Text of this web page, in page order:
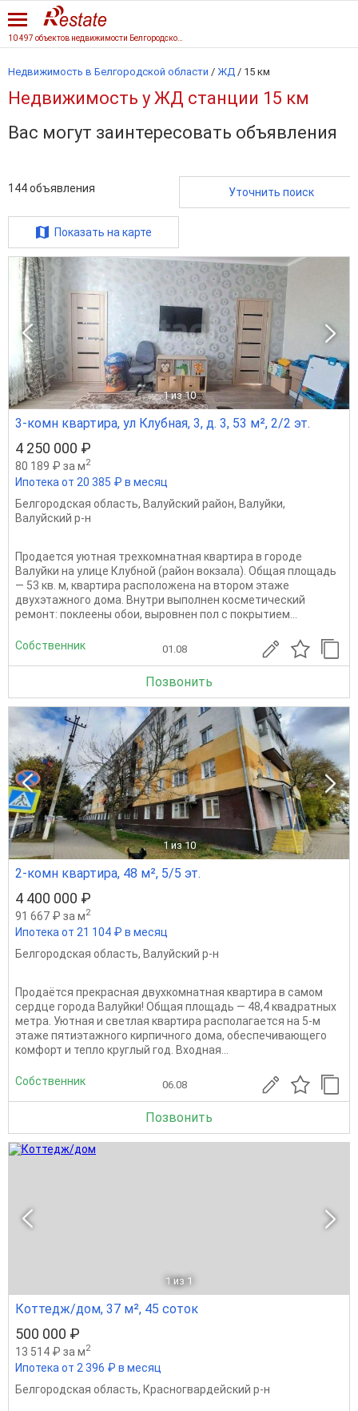
Недвижимость в Белгородской области / ЖД / 15 км
Недвижимость у ЖД станции 15 км
Вас могут заинтересовать объявления
144объявления Уточнить поиск
Показать на карте
1 из 10
3-комн квартира, ул Клубная, 3, д. 3, 53 м², 2/2 эт.
4 250 000 ₽
80 189 ₽ за м2
Ипотека от 20 385 ₽ в месяц
Белгородская область, Валуйский район, Валуйки,
Валуйский р-н
Продается уютная трехкомнатная квартира в городе
Валуйки на улице Клубной (район вокзала). Общая площадь
— 53 кв. м, квартира расположена на втором этаже
двухэтажного дома. Внутри выполнен косметический
ремонт: поклеены обои, выровнен пол с покрытием...
Собственник 01.08
Позвонить
1 из 10
2-комн квартира, 48 м², 5/5 эт.
4 400 000 ₽
91 667 ₽ за м2
Ипотека от 21 104 ₽ в месяц
Белгородская область, Валуйский р-н
Продаётся прекрасная двухкомнатная квартира в самом
сердце города Валуйки! Общая площадь — 48,4 квадратных
метра. Уютная и светлая квартира располагается на 5-м
этаже пятиэтажного кирпичного дома, обеспечивающего
комфорт и тепло круглый год. Входная...
Собственник 06.08
Позвонить
1 из 1
Коттедж/дом, 37 м², 45 соток
500 000 ₽
13 514 ₽ за м2
Ипотека от 2 396 ₽ в месяц
Белгородская область, Красногвардейский р-н